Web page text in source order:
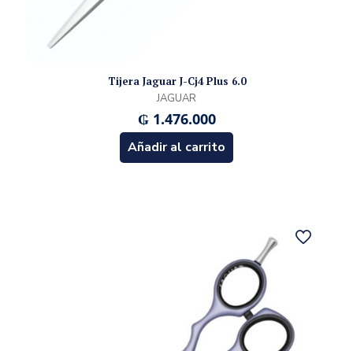
Tijera Jaguar J-Cj4 Plus 6.0
JAGUAR
₲1.476.000
Añadir al carrito